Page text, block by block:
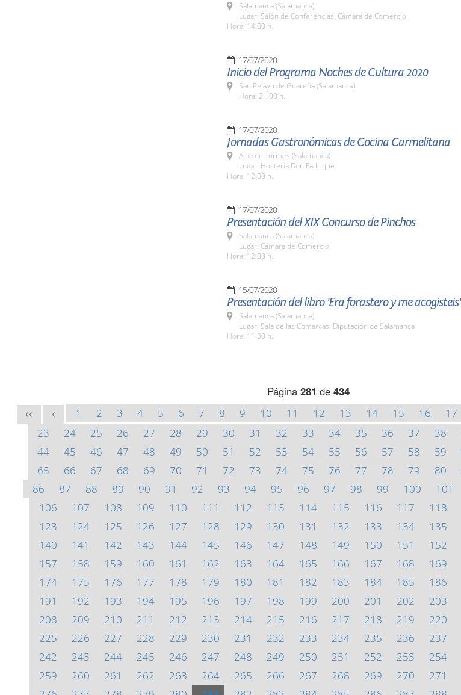
Salamanca (Salamanca)
Lugar: Salón de Conferencias. Cámara de Comercio
Hora: 14:00 h.
17/07/2020
Inicio del Programa Noches de Cultura 2020
San Pelayo de Guareña (Salamanca)
Hora: 21:00 h.
17/07/2020
Jornadas Gastronómicas de Cocina Carmelitana
Alba de Tormes (Salamanca)
Lugar: Hosteria Don Fadrique
Hora: 12:00 h.
17/07/2020
Presentación del XIX Concurso de Pinchos
Salamanca (Salamanca)
Lugar: Cámara de Comercio
Hora: 12:00 h.
15/07/2020
Presentación del libro 'Era forastero y me acogisteis'
Salamanca (Salamanca)
Lugar: Sala de las Comarcas. Diputación de Salamanca
Hora: 11:30 h.
Página 281 de 434
<< < 1 2 3 4 5 6 7 8 9 10 11 12 13 14 15 16 17
23
24 25 26 27 28 29 30 31 32 33 34 35 36 37 38
44
45 46 47 48 49 50 51 52 53 54 55 56 57 58 59
65
66 67 68 69 70 71 72 73 74 75 76 77 78 79 80
86
87 88 89 90 91 92 93 94 95 96 97 98 99 100 101
106
107 108 109 110 111 112 113 114 115 116 117 118
123
124 125 126 127 128 129 130 131 132 133 134 135
140
141 142 143 144 145 146 147 148 149 150 151 152
157
158 159 160 161 162 163 164 165 166 167 168 169
174
175 176 177 178 179 180 181 182 183 184 185 186
191
192 193 194 195 196 197 198 199 200 201 202 203
208
209 210 211 212 213 214 215 216 217 218 219 220
225
226 227 228 229 230 231 232 233 234 235 236 237
242
243 244 245 246 247 248 249 250 251 252 253 254
259
260 261 262 263 264 265 266 267 268 269 270 271